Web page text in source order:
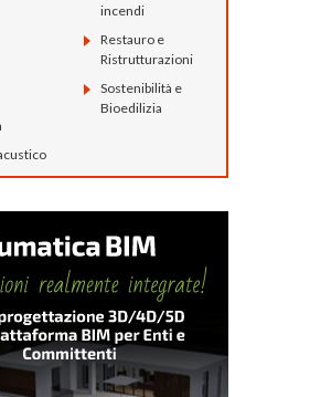
incendi
Restauro e
Ristrutturazioni
Sostenibilità e
Bioedilizia